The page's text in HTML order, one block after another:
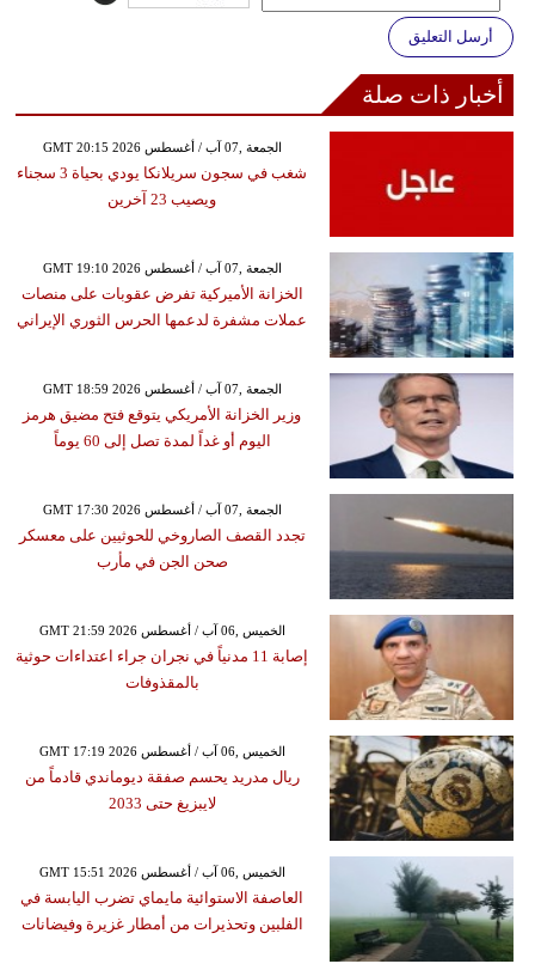
أرسل التعليق
أخبار ذات صلة
GMT 20:15 2026 الجمعة ,07 آب / أغسطس
شغب في سجون سريلانكا يودي بحياة 3 سجناء
ويصيب 23 آخرين
GMT 19:10 2026 الجمعة ,07 آب / أغسطس
الخزانة الأميركية تفرض عقوبات على منصات
عملات مشفرة لدعمها الحرس الثوري الإيراني
GMT 18:59 2026 الجمعة ,07 آب / أغسطس
وزير الخزانة الأمريكي يتوقع فتح مضيق هرمز
اليوم أو غداً لمدة تصل إلى 60 يوماً
GMT 17:30 2026 الجمعة ,07 آب / أغسطس
تجدد القصف الصاروخي للحوثيين على معسكر
صحن الجن في مأرب
GMT 21:59 2026 الخميس ,06 آب / أغسطس
إصابة 11 مدنياً في نجران جراء اعتداءات حوثية
بالمقذوفات
GMT 17:19 2026 الخميس ,06 آب / أغسطس
ريال مدريد يحسم صفقة ديوماندي قادماً من
لايبزيغ حتى 2033
GMT 15:51 2026 الخميس ,06 آب / أغسطس
العاصفة الاستوائية مايماي تضرب اليابسة في
الفلبين وتحذيرات من أمطار غزيرة وفيضانات